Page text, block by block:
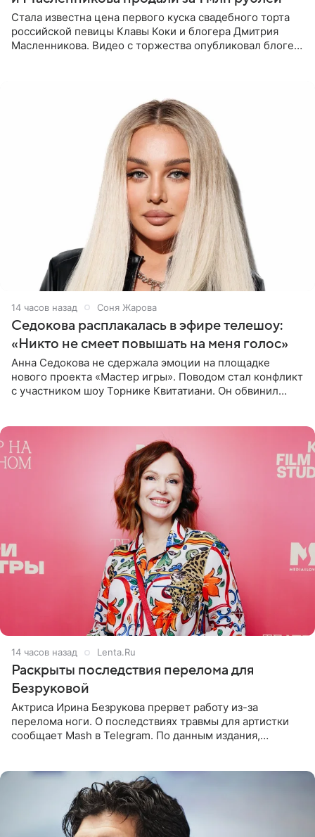
Стала известна цена первого куска свадебного торта
российской певицы Клавы Коки и блогера Дмитрия
Масленникова. Видео с торжества опубликовал блогер
14 часов назад Соня Жарова
Седокова расплакалась в эфире телешоу:
«Никто не смеет повышать на меня голос»
Анна Седокова не сдержала эмоции на площадке
нового проекта «Мастер игры». Поводом стал конфликт
с участником шоу Торнике Квитатиани. Он обвинил
14 часов назад Lenta.Ru
Раскрыты последствия перелома для
Безруковой
Актриса Ирина Безрукова прервет работу из-за
перелома ноги. О последствиях травмы для артистки
сообщает Mash в Telegram. По данным издания,